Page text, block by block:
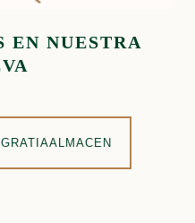
EN NUESTRA
GRATIAALMACEN